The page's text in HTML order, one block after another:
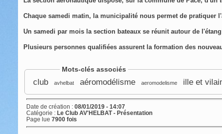
Chaque samedi matin, a municipalité nous permet de pratiquer
Un samedi par mois la section bateaux se réunit autour de
Plusieurs personnes qualifiées assurent la formation des
Mots-clés associés
club avhelbat aéromodélisme aeromodelisme ille et
Date de création : 08/01/2019 - 14:07
Catégorie : Le Club AV'HELBAT - Présentation
Page lue 7900 fois